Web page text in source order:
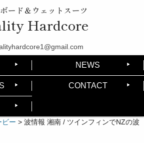
ード＆ウェットスーツ
Hardcore
NEWS
CONTACT
ビー > 波情報 湘南 / ツインフィンでNZの波